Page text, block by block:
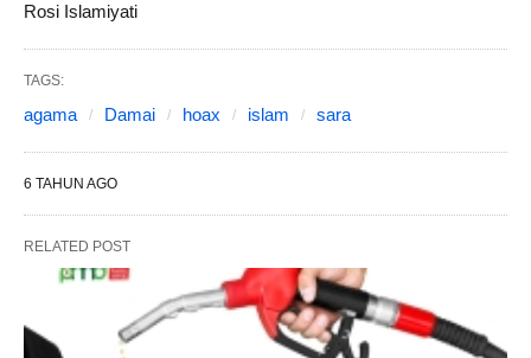
Rosi Islamiyati
TAGS:
agama Damai hoax islam sara
6 TAHUN AGO
RELATED POST